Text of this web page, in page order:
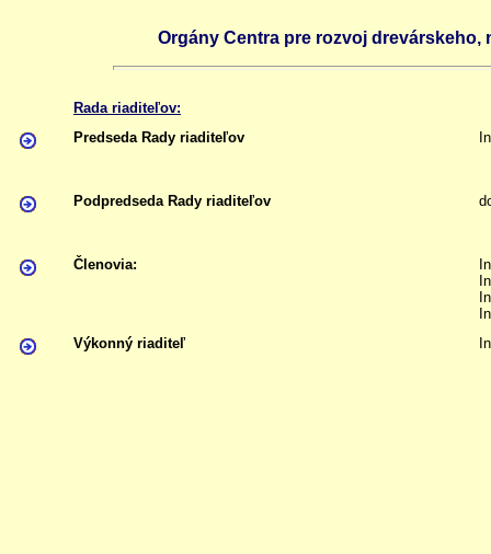
Orgány Centra pre rozvoj
Rada riaditeľov:
Predseda Rady riaditeľov
Podpredseda Rady riaditeľov
Členovia:
Výkonný riaditeľ